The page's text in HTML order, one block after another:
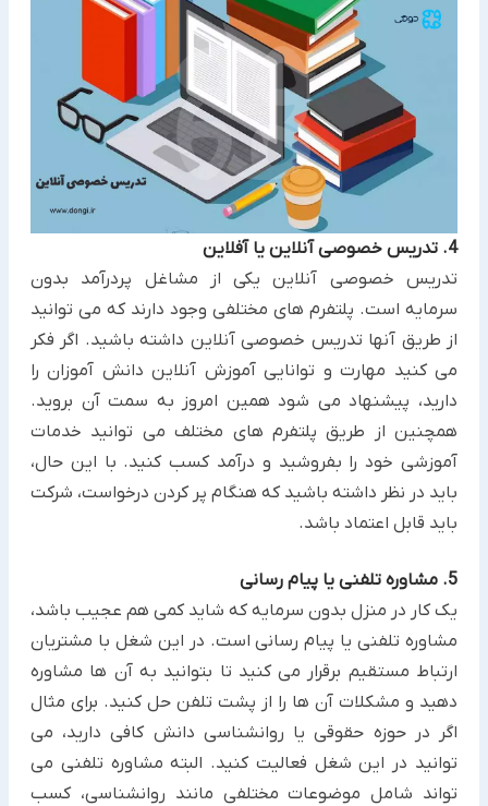
4. تدریس خصوصی آنلاین یا آفلاین
تدریس خصوصی آنلاین یکی از مشاغل پردرآمد بدون
سرمایه است. پلتفرم های مختلفی وجود دارند که می توانید
از ‏طریق آنها تدریس خصوصی آنلاین داشته باشید. اگر فکر
می کنید مهارت و توانایی آموزش آنلاین دانش آموزان را
دارید، ‏پیشنهاد می شود همین امروز به سمت آن بروید.‏
همچنین از طریق پلتفرم های مختلف می توانید خدمات
آموزشی خود را بفروشید و درآمد کسب کنید. با این حال،
‏باید در نظر داشته باشید که هنگام پر کردن درخواست، شرکت
باید قابل اعتماد باشد.‏
5. مشاوره تلفنی یا پیام رسانی
یک کار در منزل بدون سرمایه ‏که شاید کمی هم عجیب باشد،
مشاوره تلفنی یا پیام رسانی است. در این شغل با مشتریان
‏ارتباط مستقیم برقرار می کنید تا بتوانید به آن ها مشاوره
دهید و مشکلات آن ها را از پشت تلفن حل کنید. برای مثال
اگر در حوزه حقوقی یا روانشناسی دانش کافی دارید، می
توانید در این شغل فعالیت کنید. البته مشاوره تلفنی ‏می
تواند شامل موضوعات مختلفی مانند روانشناسی، کسب